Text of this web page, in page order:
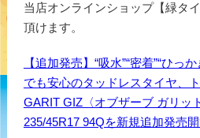
当店オンラインショップ【緑タ
頂けます。
【追加発売】“吸水”“密着”“ひっ
でも安心のタッドレスタイヤ、
GARIT GIZ〈オブザーブ ガリッ
235/45R17 94Qを新規追加発売